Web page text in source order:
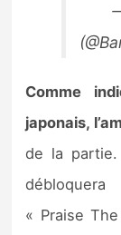
Comme
japonais,
de la partie.
« Praise